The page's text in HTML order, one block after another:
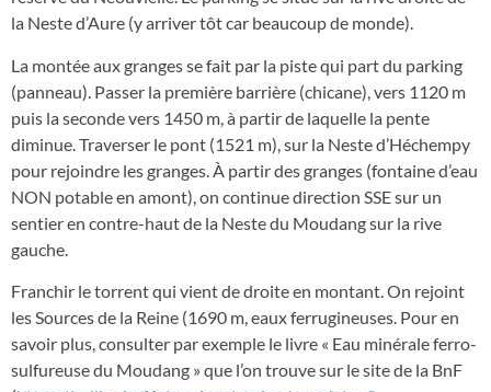
la Neste d’Aure (y arriver tôt car beaucoup de monde).
La montée aux granges se fait par la piste qui part du parking
(panneau). Passer la première barrière (chicane), vers 1120 m
puis la seconde vers 1450 m, à partir de laquelle la pente
diminue. Traverser le pont (1521 m), sur la Neste d’Héchempy
pour rejoindre les granges. À partir des granges (fontaine d’eau
NON potable en amont), on continue direction SSE sur un
sentier en contre-haut de la Neste du Moudang sur la rive
gauche.
Franchir le torrent qui vient de droite en montant. On rejoint
les Sources de la Reine (1690 m, eaux ferrugineuses. Pour en
savoir plus, consulter par exemple le livre « Eau minérale ferro-
sulfureuse du Moudang » que l’on trouve sur le site de la BnF